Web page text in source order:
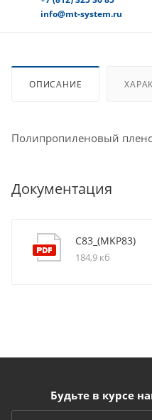
info@mt-system.ru
ОПИСАНИЕ
Полипропиленовый
Документация
C83_(MKP83)
184,9 кб
Будьте в курсе